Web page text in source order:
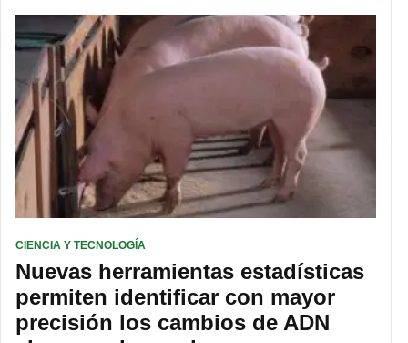
CIENCIA Y TECNOLOGÍA
Nuevas herramientas estadísticas
permiten identificar con mayor
precisión los cambios de ADN